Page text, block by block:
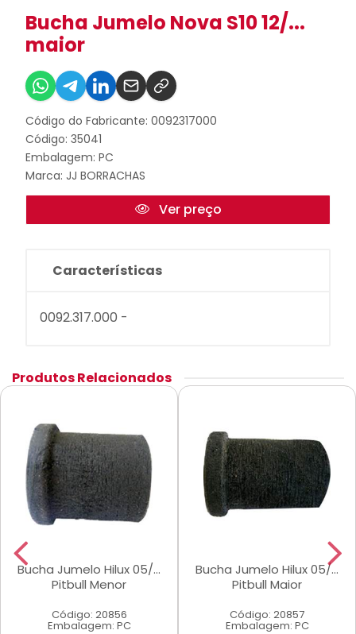
Bucha Jumelo Nova S10 12/...
maior
Código do Fabricante: 0092317000
Código: 35041
Embalagem: PC
Marca: JJ BORRACHAS
Ver preço
Características
0092.317.000 -
Produtos Relacionados
Bucha Jumelo Hilux 05/...
Pitbull Menor
Código: 20856
Embalagem: PC
Bucha Jumelo Hilux 05/...
Pitbull Maior
Código: 20857
Embalagem: PC